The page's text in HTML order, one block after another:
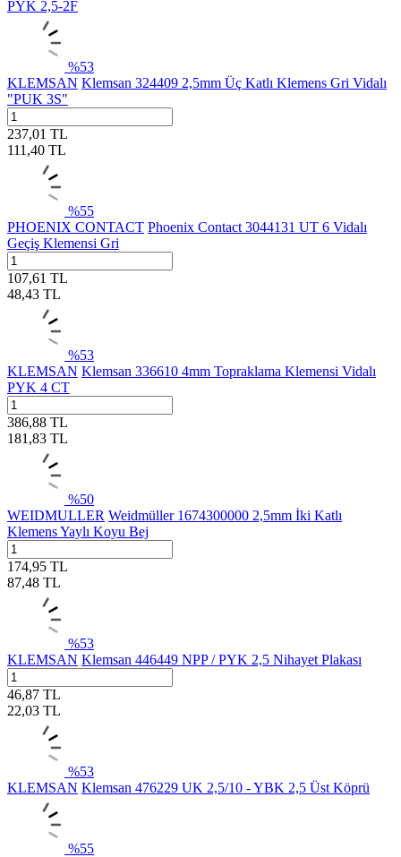
PYK 2,5-2F
%53
KLEMSAN Klemsan 324409 2,5mm Üç Katlı Klemens Gri Vidalı
"PUK 3S"
237,01 TL
111,40 TL
%55
PHOENIX CONTACT Phoenix Contact 3044131 UT 6 Vidalı
Geçiş Klemensi Gri
107,61 TL
48,43 TL
%53
KLEMSAN Klemsan 336610 4mm Topraklama Klemensi Vidalı
PYK 4 CT
386,88 TL
181,83 TL
%50
WEIDMULLER Weidmüller 1674300000 2,5mm İki Katlı
Klemens Yaylı Koyu Bej
174,95 TL
87,48 TL
%53
KLEMSAN Klemsan 446449 NPP / PYK 2,5 Nihayet Plakası
46,87 TL
22,03 TL
%53
KLEMSAN Klemsan 476229 UK 2,5/10 - YBK 2,5 Üst Köprü
%55